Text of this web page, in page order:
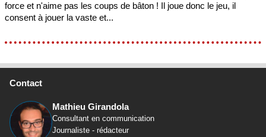
force et n'aime pas les coups de bâton ! Il joue donc le jeu, il
consent à jouer la vaste et...
Contact
Mathieu Girandola
Consultant en communication
Journaliste - rédacteur